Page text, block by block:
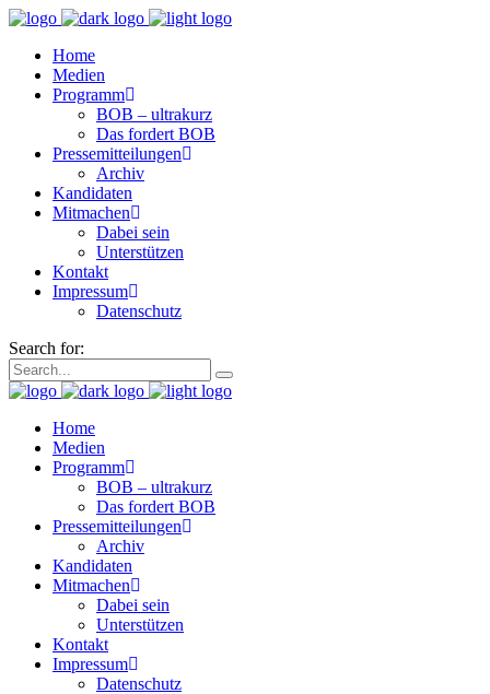
Home
Medien
Programm
BOB – ultrakurz
Das fordert BOB
Pressemitteilungen
Archiv
Kandidaten
Mitmachen
Dabei sein
Unterstützen
Kontakt
Impressum
Datenschutz
Search for:
Home
Medien
Programm
BOB – ultrakurz
Das fordert BOB
Pressemitteilungen
Archiv
Kandidaten
Mitmachen
Dabei sein
Unterstützen
Kontakt
Impressum
Datenschutz